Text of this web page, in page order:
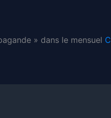
» dans le mensuel